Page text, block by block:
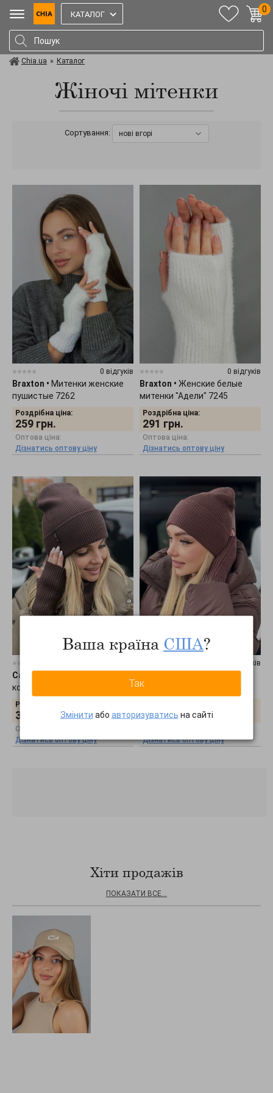
КАТАЛОГ
0
Chia.ua » Каталог
Жіночі мітенки
Сортування: нові вгорі
0 відгуків
Braxton • Митенки женские
пушистые 7262
Роздрібна ціна:
259 грн.
Оптова ціна:
Дізнатись оптову ціну
0 відгуків
Braxton • Женские белые
митенки "Адели" 7245
Роздрібна ціна:
291 грн.
Оптова ціна:
Дізнатись оптову ціну
Caskona
коричневый-2 SG 48701-3
Роздрібна ціна:
392
Оптова ціна:
Дізнатись оптову ціну
0 відгуків
коричневый SG 48739
416грн.
Дізнатись оптову ціну
Хіти продажів
ПОКАЗАТИ ВСЕ...
Ваша країна США?
Так
Змінити або авторизуватись на сайті